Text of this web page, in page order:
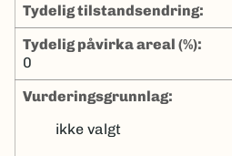
tydelig tilstandsendring:
tydelig påvirka areal (%):
0
Vurderingsgrunnlag:
ikke valgt